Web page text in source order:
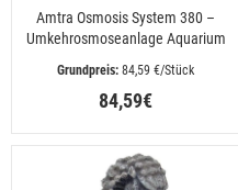
Amtra Osmosis System 380 –
Umkehrosmoseanlage Aquarium
84,59 €/Stück
84,59€